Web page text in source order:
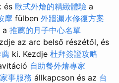
és 歐式外燴的精緻體驗 a
摩 fülben 外牆漏水修復方案
a 推薦的月子中心名單
az arc belső részétől, és
ki. Kezdje 杜拜簽證攻略
自助餐外燴專家
事服務 állkapcson és az 台